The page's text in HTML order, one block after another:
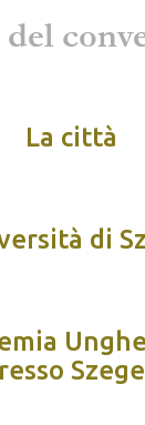
del
La città
di